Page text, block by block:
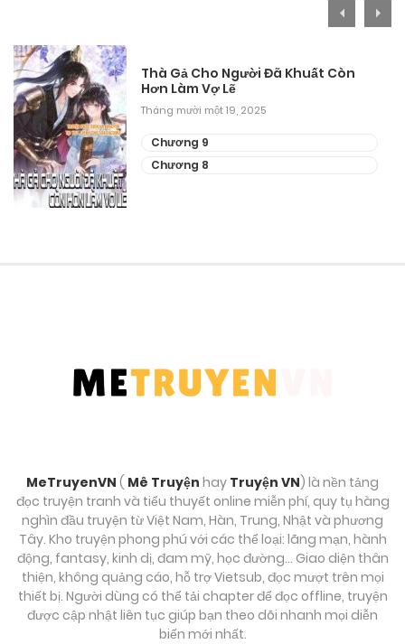
Chương 764
Tháng 10 11, 2025
Chương 763
Tháng 10 11, 2025
Chương 762
Tháng 10 3, 2025
Chương 758
Tháng 9 27, 2025
Chương 757
Tháng 9 23, 2025
Thà Gả Cho Người Đã Khuất Còn
Hơn Làm Vợ Lẽ
Tháng mười một 19, 2025
Chương 9
Chương 8
MeTruyenVN ( Mê Truyện hay Truyện VN) là nền tảng
đọc truyện tranh và tiểu thuyết online miễn phí, quy tụ hàng
nghìn đầu truyện từ Việt Nam, Hàn, Trung, Nhật và phương
Tây. Kho truyện phong phú với các thể loại: lãng mạn, hành
động, fantasy, kinh dị, đam mỹ, học đường… Giao diện thân
thiện, không quảng cáo, hỗ trợ Vietsub, đọc mượt trên mọi
thiết bị. Người dùng có thể tải chapter để đọc offline, truyện
được cập nhật liên tục giúp bạn theo dõi nhanh mọi diễn
biến mới nhất.